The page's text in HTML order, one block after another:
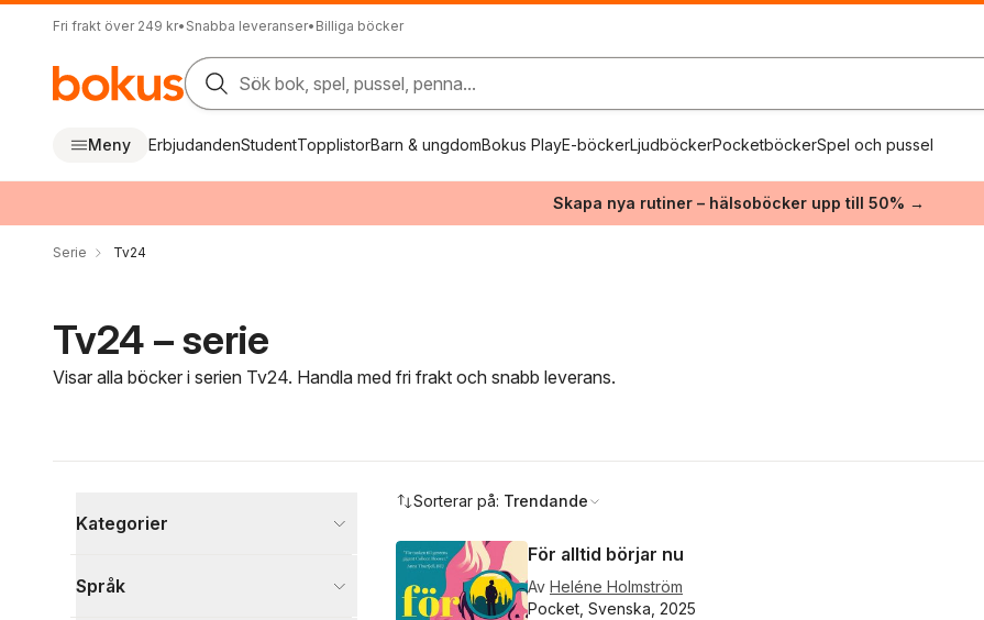
Fri frakt över 249 kr• Snabba leveranser• Billiga böcker
Sök bok, spel, pussel, penna...
Meny ErbjudandenStudentTopplistorBarn & ungdomBokus PlayE-böckerLjudböckerPocketböckerSpel och pussel
Skapa nya rutiner – hälsoböcker upp till 50% →
Serie Tv24
Tv24 – serie
Visar alla böcker i serien Tv24. Handla med fri frakt och snabb leverans.
Kategorier
Språk
Sorterar på: Trendande
För alltid börjar nu
Av Heléne Holmström
Pocket, Svenska, 2025